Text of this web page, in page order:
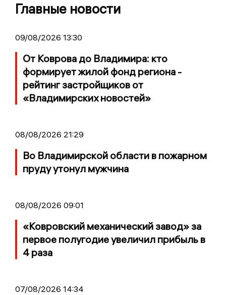
Главные новости
09/08/2026 13:30
От Коврова до Владимира: кто
формирует жилой фонд региона -
рейтинг застройщиков от
«Владимирских новостей»
08/08/2026 21:29
Во Владимирской области в пожарном
пруду утонул мужчина
08/08/2026 09:01
«Ковровский механический завод» за
первое полугодие увеличил прибыль в
4 раза
07/08/2026 14:34